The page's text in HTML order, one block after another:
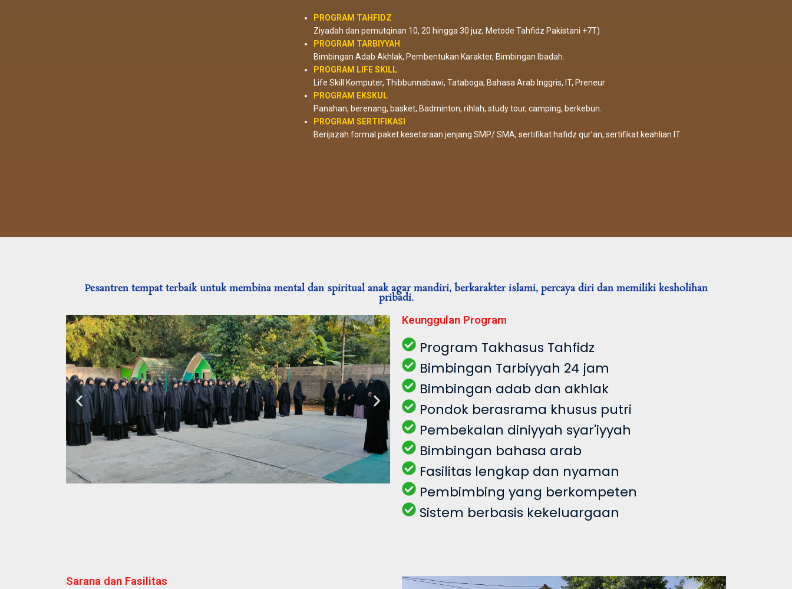
PROGRAM TAHFIDZ
Ziyadah dan pemutqinan 10, 20 hingga 30 juz, Metode Tahfidz Pakistani +7T)
PROGRAM TARBIYYAH
Bimbingan Adab Akhlak, Pembentukan Karakter, Bimbingan Ibadah.
PROGRAM LIFE SKILL
Life Skill Komputer, Thibbunnabawi, Tataboga, Bahasa Arab Inggris, IT, Preneur
PROGRAM EKSKUL
Panahan, berenang, basket, Badminton, rihlah, study tour, camping, berkebun.
PROGRAM SERTIFIKASI
Berijazah formal paket kesetaraan jenjang SMP/ SMA, sertifikat hafidz qur’an, sertifikat keahlian IT
Pesantren tempat terbaik untuk membina mental dan spiritual anak agar mandiri, berkarakter islami, percaya diri dan memiliki kesholihan
pribadi.
Keunggulan Program
Program Takhasus Tahfidz
Bimbingan Tarbiyyah 24 jam
Bimbingan adab dan akhlak
Pondok berasrama khusus putri
Pembekalan diniyyah syar'iyyah
Bimbingan bahasa arab
Fasilitas lengkap dan nyaman
Pembimbing yang berkompeten
Sistem berbasis kekeluargaan
Sarana dan Fasilitas